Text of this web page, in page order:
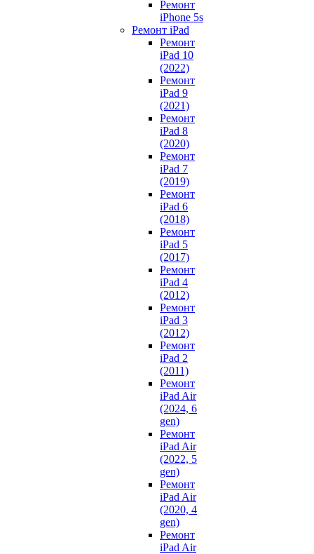
Ремонт
iPhone 5s
Ремонт iPad
Ремонт
iPad 10
(2022)
Ремонт
iPad 9
(2021)
Ремонт
iPad 8
(2020)
Ремонт
iPad 7
(2019)
Ремонт
iPad 6
(2018)
Ремонт
iPad 5
(2017)
Ремонт
iPad 4
(2012)
Ремонт
iPad 3
(2012)
Ремонт
iPad 2
(2011)
Ремонт
iPad Air
(2024, 6
gen)
Ремонт
iPad Air
(2022, 5
gen)
Ремонт
iPad Air
(2020, 4
gen)
Ремонт
iPad Air